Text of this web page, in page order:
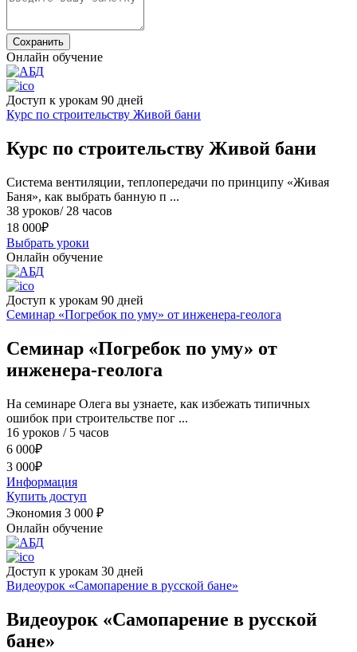
Сохранить
Онлайн обучение
Доступ к урокам 90 дней
Курс по строительству Живой бани
Курс по строительству Живой бани
Cистема вентиляции, теплопередачи по принципу «Живая
Баня», как выбрать банную п ...
38 уроков/ 28 часов
18 000₽
Выбрать уроки
Онлайн обучение
Доступ к урокам 90 дней
Семинар «Погребок по уму» от инженера-геолога
Семинар «Погребок по уму» от
инженера-геолога
На cеминаре Олега вы узнаете, как избежать типичных
ошибок при строительстве пог ...
16 уроков / 5 часов
6 000₽
3 000₽
Информация
Купить доступ
Экономия 3 000 ₽
Онлайн обучение
Доступ к урокам 30 дней
Видеоурок «Самопарение в русской бане»
Видеоурок «Самопарение в русской
бане»